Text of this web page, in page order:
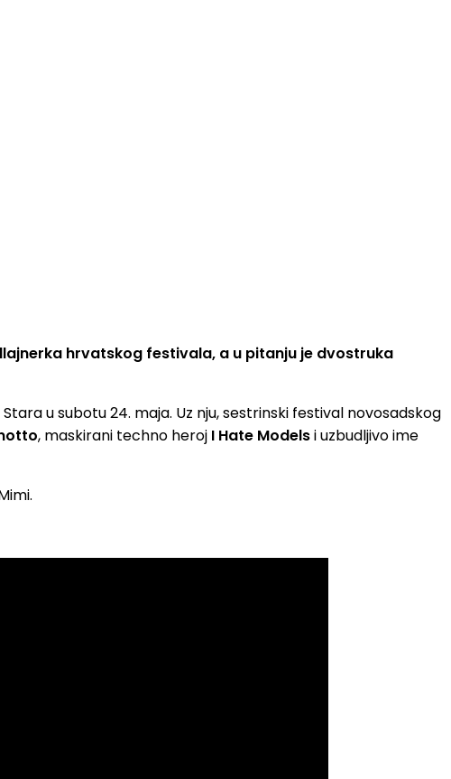
hrvatskog festivala, a u pitanju je dvostruka
u subotu 24. maja. Uz nju, sestrinski festival novosadskog
, maskirani techno heroj I Hate Modelsi uzbudljivo ime